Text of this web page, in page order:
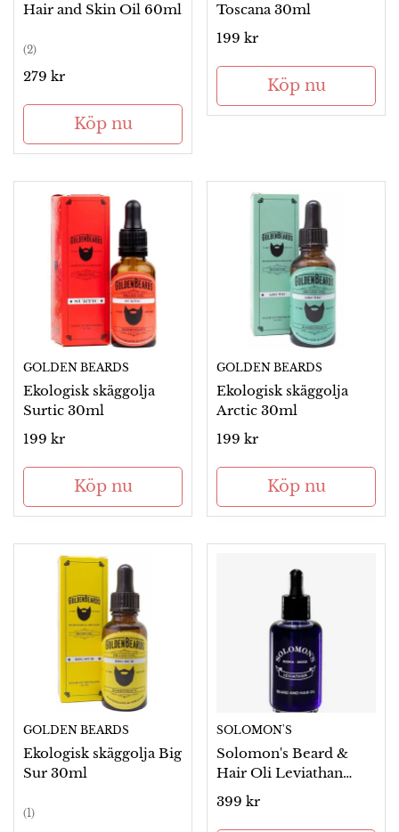
Hair and Skin Oil 60ml
(2)
Ordinarie
279 kr
Köp nu
Toscana 30ml
Ordinarie
199 kr
Köp nu
GOLDEN BEARDS
Ekologisk skäggolja
Surtic 30ml
Ordinarie
199 kr
Köp nu
GOLDEN BEARDS
Ekologisk skäggolja
Arctic 30ml
Ordinarie
199 kr
Köp nu
GOLDEN BEARDS
Ekologisk skäggolja Big
Sur 30ml
(1)
SOLOMON'S
Solomon's Beard &
Hair Oli Leviathan
50ml
Ordinarie
399 kr